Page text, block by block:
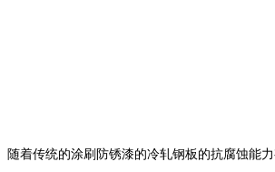
随着传统的涂刷防锈漆的冷轧钢板的抗腐蚀能